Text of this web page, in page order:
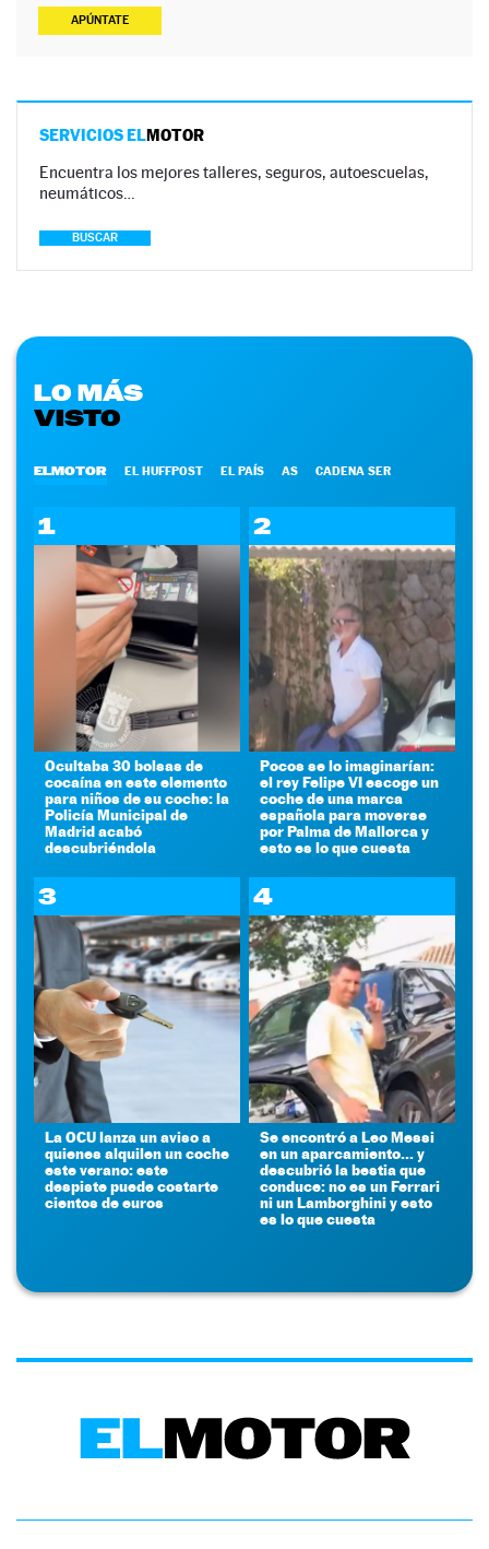
APÚNTATE
SERVICIOS ELMOTOR
Encuentra los mejores talleres, seguros, autoescuelas,
neumáticos…
BUSCAR
LO MÁS
VISTO
ELMOTOR EL HUFFPOST EL PAÍS AS CADENA SER
1
Ocultaba 30 bolsas de
cocaína en este elemento
para niños de su coche: la
Policía Municipal de
Madrid acabó
descubriéndola
2
Pocos se lo imaginarían:
el rey Felipe VI escoge un
coche de una marca
española para moverse
por Palma de Mallorca y
esto es lo que cuesta
3
La OCU lanza un aviso a
quienes alquilen un coche
este verano: este
despiste puede costarte
cientos de euros
4
Se encontró a Leo Messi
en un aparcamiento... y
descubrió la bestia que
conduce: no es un Ferrari
ni un Lamborghini y esto
es lo que cuesta